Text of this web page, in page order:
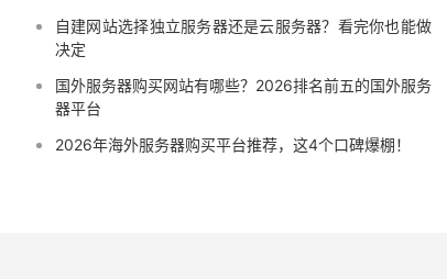
自建网站选择独立服务器还是云服务器？看完你也能做
决定
国外服务器购买网站有哪些？2026排名前五的国外服务
器平台
2026年海外服务器购买平台推荐，这4个口碑爆棚！